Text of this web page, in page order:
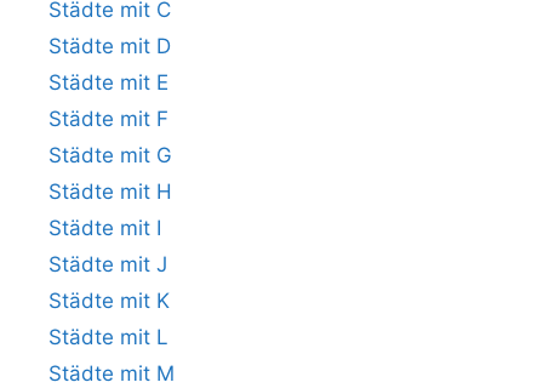
Städte mit C
Städte mit D
Städte mit E
Städte mit F
Städte mit G
Städte mit H
Städte mit I
Städte mit J
Städte mit K
Städte mit L
Städte mit M